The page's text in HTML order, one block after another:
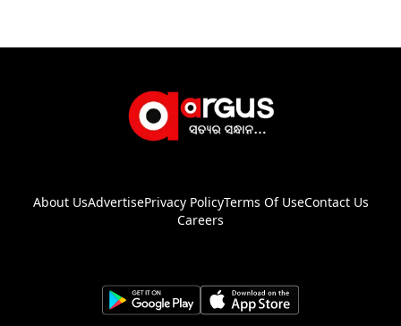
About UsAdvertisePrivacy PolicyTerms Of UseContact Us
Careers